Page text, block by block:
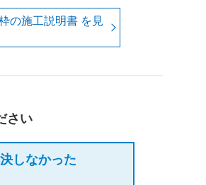
の施工説明書 を見
さい
しなかった